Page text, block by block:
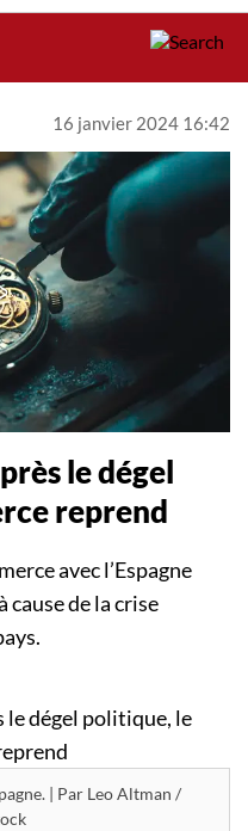
16 janvier 2024 16:42
le dégel
reprend
avec l’Espagne
cause de la crise
| Par Leo Altman /